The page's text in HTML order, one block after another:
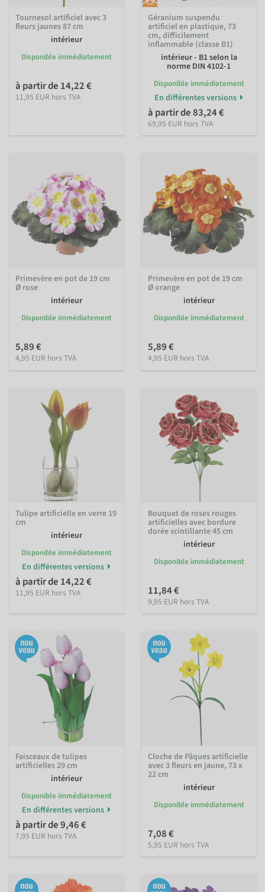
Tournesol artificiel avec 3
fleurs jaunes 87 cm
intérieur
Disponible immédiatement
à partir de 14,22 €
11,95 EUR hors TVA
Géranium suspendu
artificiel en plastique, 73
cm, difficilement
inflammable (classe B1)
intérieur - B1 selon la
norme DIN 4102-1
Disponible immédiatement
En différentes versions
à partir de 83,24 €
69,95 EUR hors TVA
Primevère en pot de 19 cm
Ø rose
intérieur
Disponible immédiatement
5,89 €
4,95 EUR hors TVA
Primevère en pot de 19 cm
Ø orange
intérieur
Disponible immédiatement
5,89 €
4,95 EUR hors TVA
Tulipe artificielle en verre 19
cm
intérieur
Disponible immédiatement
En différentes versions
à partir de 14,22 €
11,95 EUR hors TVA
Bouquet de roses rouges
artificielles avec bordure
dorée scintillante 45 cm
intérieur
Disponible immédiatement
11,84 €
9,95 EUR hors TVA
Faisceaux de tulipes
artificielles 29 cm
intérieur
Disponible immédiatement
En différentes versions
à partir de 9,46 €
7,95 EUR hors TVA
Cloche de Pâques artificielle
avec 3 fleurs en jaune, 73 x
22 cm
intérieur
Disponible immédiatement
7,08 €
5,95 EUR hors TVA